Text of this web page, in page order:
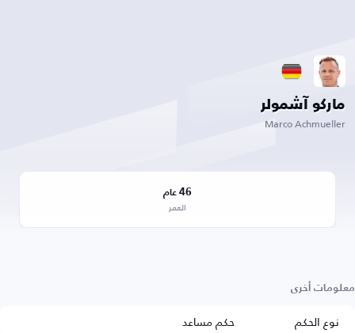
ماركو آشمولر
Marco Achmueller
46 عام
العمر
معلومات أخرى
نوع الحكم
حكم مساعد